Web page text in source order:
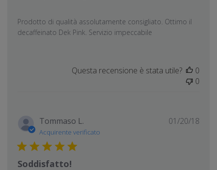
Prodotto di qualità assolutamente consigliato. Ottimo il
decaffeinato Dek Pink. Servizio impeccabile
Questa recensione è stata utile?
0
0
Tommaso L.
Acquirente verificato
Soddisfatto!
01/20/18